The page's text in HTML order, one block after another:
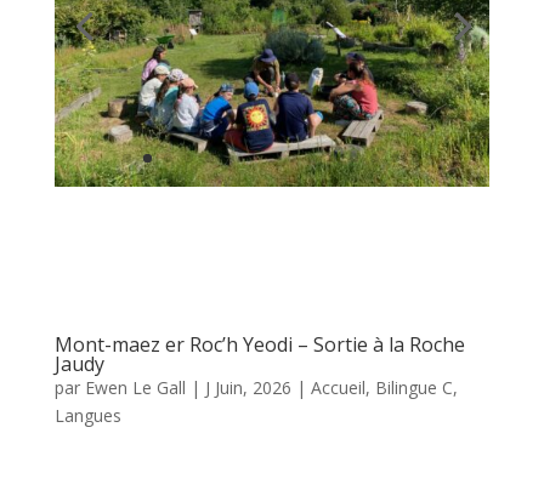
Mont-maez er Roc’h Yeodi – Sortie à la Roche
Jaudy
parEwen Le Gall|J Juin, 2026|Accueil,Bilingue C,
Langues
gant an ti-kêr ar Roc’h-Yeodi evit o 1añ priz e Kan
ar Bobl Kawan. Diouzh ar mintin int bet ar skolidi
o weladenniñ straedoù Ar Roc’h gant
tablezennoù niverel evit dizoleiñ istor ar gêr,